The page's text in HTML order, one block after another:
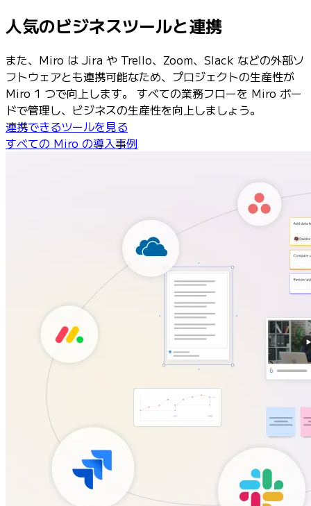
人気のビジネスツールと連携
また、Miro は Jira や Trello、Zoom、Slack などの外部ソ
フトウェアとも連携可能なため、プロジェクトの生産性が
Miro 1 つで向上します。 すべての業務フローを Miro ボー
ドで管理し、ビジネスの生産性を向上しましょう。
連携できるツールを見る
すべての Miro の導入事例